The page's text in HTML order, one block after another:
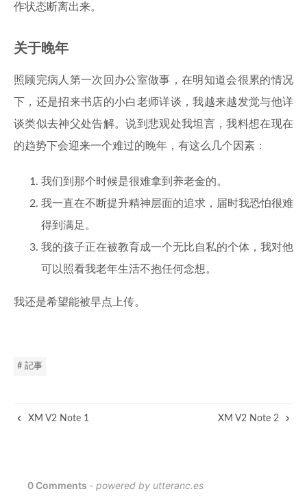
作状态断离出来。
关于晚年
照顾完病人第一次回办公室做事，在明知道会很累的情况
下，还是招来书店的小白老师详谈，我越来越发觉与他详
谈类似去神父处告解。说到悲观处我坦言，我料想在现在
的趋势下会迎来一个难过的晚年，有这么几个因素：
我们到那个时候是很难拿到养老金的。
我一直在不断提升精神层面的追求，届时我恐怕很难
得到满足。
我的孩子正在被教育成一个无比自私的个体，我对他
可以照看我老年生活不抱任何念想。
我还是希望能被早点上传。
# 記事
XM V2 Note 1 XM V2 Note 2